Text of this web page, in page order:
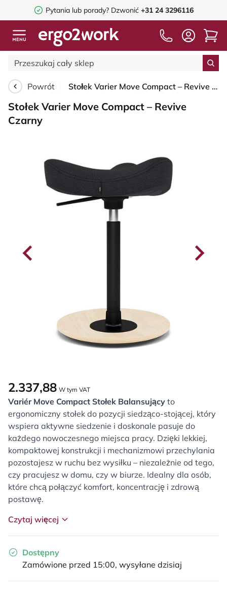
Pytania lub porady? Dzwonić +31 24 3296116
Powrót Stołek Varier Move Compact – Revive Czarny
Stołek Varier Move Compact – Revive
Czarny
2.337,88 W tym VAT
Variér Move Compact Stołek Balansujący to
ergonomiczny stołek do pozycji siedząco-stojącej, który
wspiera aktywne siedzenie i doskonale pasuje do
każdego nowoczesnego miejsca pracy. Dzięki lekkiej,
kompaktowej konstrukcji i mechanizmowi przechylania
pozostajesz w ruchu bez wysiłku – niezależnie od tego,
czy pracujesz w domu, czy w biurze. Idealny dla osób,
które chcą połączyć komfort, koncentrację i zdrową
postawę.
Czytaj więcej
Dostępny
Zamówione przed 15:00, wysyłane dzisiaj